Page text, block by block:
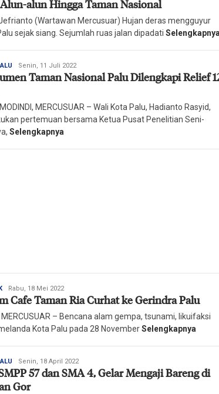
Mercusuar
alun Hingga Taman Nasional
(Wartawan Mercusuar) Hujan deras mengguyur
sejak siang. Sejumlah ruas jalan dipadati Selengkapnya
Redaksi
Harian
Mercusuar
Senin, 11 Juli 2022
Taman Nasional Palu Dilengkapi Relief
MERCUSUAR – Wali Kota Palu, Hadianto Rasyid,
pertemuan bersama Ketua Pusat Penelitian Seni-
Selengkapnya
Redaksi
Harian
Mercusuar
Rabu, 18 Mei 2022
Cafe Taman Ria Curhat ke Gerindra Palu
MERCUSUAR – Bencana alam gempa, tsunami, likuifaksi
Kota Palu pada 28 NovemberSelengkapnya
Redaksi
Harian
Mercusuar
Senin, 18 April 2022
57 dan SMA 4, Gelar Mengaji Bareng di
Gor